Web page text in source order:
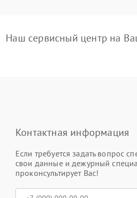
Наш сервисный центр на
Контактная информация
Если требуется задать вопрос
свои данные и дежурный
проконсультирует Вас!